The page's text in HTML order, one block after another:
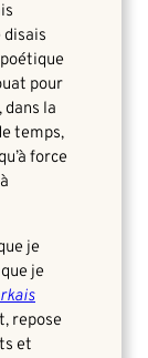
disais
pour
la
temps,
force
je
je
repose
et